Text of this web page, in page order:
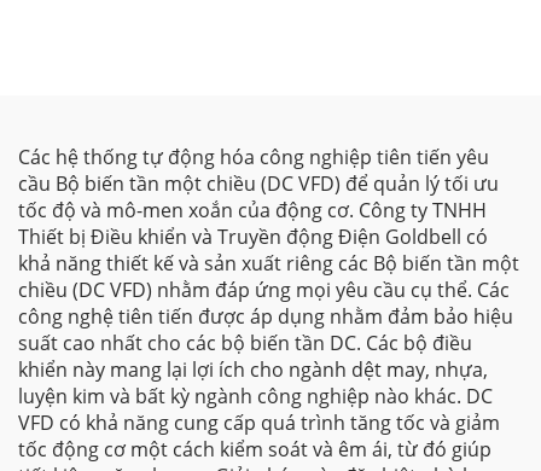
Các hệ thống tự động hóa công nghiệp tiên tiến yêu
cầu Bộ biến tần một chiều (DC VFD) để quản lý tối ưu
tốc độ và mô-men xoắn của động cơ. Công ty TNHH
Thiết bị Điều khiển và Truyền động Điện Goldbell có
khả năng thiết kế và sản xuất riêng các Bộ biến tần một
chiều (DC VFD) nhằm đáp ứng mọi yêu cầu cụ thể. Các
công nghệ tiên tiến được áp dụng nhằm đảm bảo hiệu
suất cao nhất cho các bộ biến tần DC. Các bộ điều
khiển này mang lại lợi ích cho ngành dệt may, nhựa,
luyện kim và bất kỳ ngành công nghiệp nào khác. DC
VFD có khả năng cung cấp quá trình tăng tốc và giảm
tốc động cơ một cách kiểm soát và êm ái, từ đó giúp